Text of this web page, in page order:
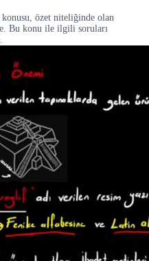
konusu, özet niteliğinde olan
Bu konu ile ilgili soruları